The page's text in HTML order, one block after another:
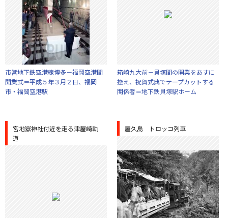
市営地下鉄空港線博多－福岡空港間
開業式＝平成５年３月２日、福岡
市・福岡空港駅
箱崎九大前－貝塚間の開業をあすに
控え、祝賀式典でテープカットする
関係者＝地下鉄貝塚駅ホーム
宮地嶽神社付近を走る津屋崎軌
道
屋久島 トロッコ列車